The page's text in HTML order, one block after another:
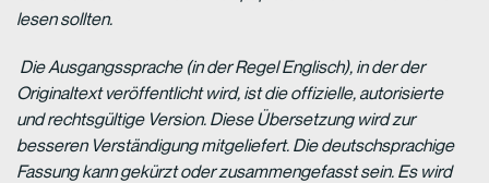
lesen sollten.
Die Ausgangssprache (in der Regel Englisch), in der der
Originaltext veröffentlicht wird, ist die offizielle, autorisierte
und rechtsgültige Version. Diese Übersetzung wird zur
besseren Verständigung mitgeliefert. Die deutschsprachige
Fassung kann gekürzt oder zusammengefasst sein. Es wird